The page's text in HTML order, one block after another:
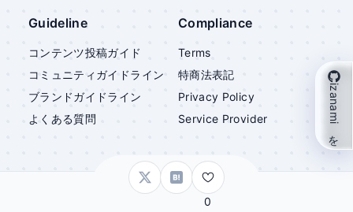
0
Guideline
コンテンツ投稿ガイド
コミュニティガイドライン
ブランドガイドライン
よくある質問
Compliance
Terms
特商法表記
Privacy Policy
Service Provider
izanami
izanami を支援